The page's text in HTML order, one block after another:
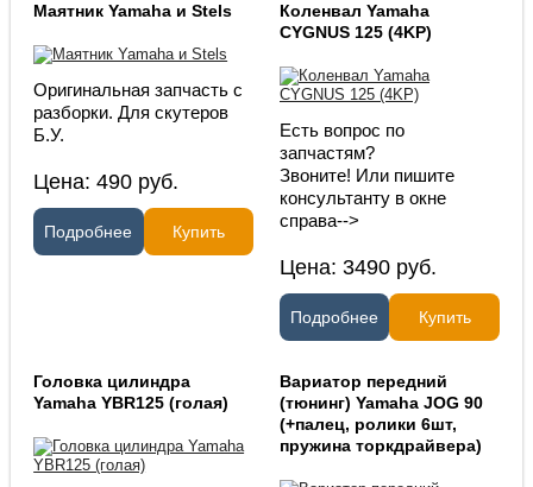
Маятник Yamaha и Stels
Оригинальная запчасть с
разборки. Для скутеров
Б.У.
Цена:490 руб.
Подробнее Купить
Коленвал Yamaha
CYGNUS 125 (4KP)
Есть вопрос по
запчастям?
Звоните! Или пишите
консультанту в окне
справа-->
Цена: 3490 руб.
Подробнее Купить
Головка цилиндра
Yamaha YBR125 (голая)
Вариатор передний
(тюнинг) Yamaha JOG 90
(+палец, ролики 6шт,
пружина торкдрайвера)